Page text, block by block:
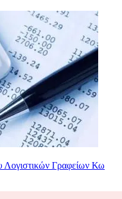
Λογιστικών Γραφείων Κω